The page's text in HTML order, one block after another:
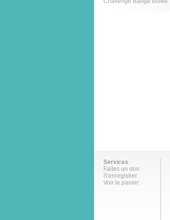
Services
Faites un don
S'enregistrer
Voir le panier